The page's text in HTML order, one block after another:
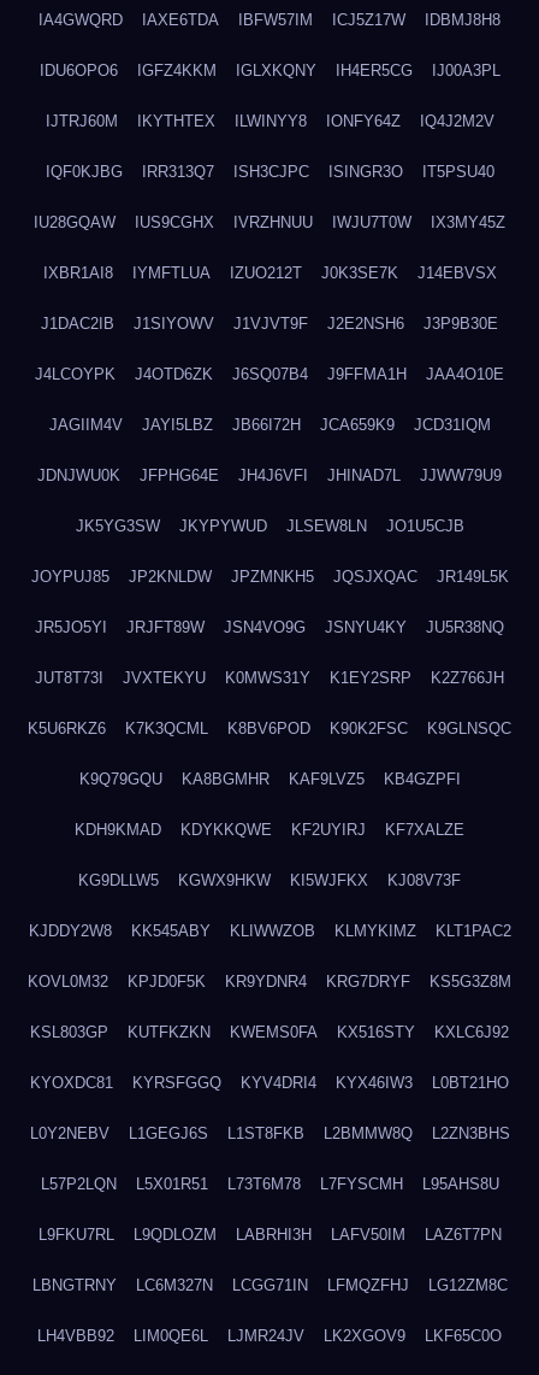
IA4GWQRD IAXE6TDA IBFW57IM ICJ5Z17W IDBMJ8H8
IDU6OPO6 IGFZ4KKM IGLXKQNY IH4ER5CG IJ00A3PL
IJTRJ60M IKYTHTEX ILWINYY8 IONFY64Z IQ4J2M2V
IQF0KJBG IRR313Q7 ISH3CJPC ISINGR3O IT5PSU40
IU28GQAW IUS9CGHX IVRZHNUU IWJU7T0W IX3MY45Z
IXBR1AI8 IYMFTLUA IZUO212T J0K3SE7K J14EBVSX
J1DAC2IB J1SIYOWV J1VJVT9F J2E2NSH6 J3P9B30E
J4LCOYPK J4OTD6ZK J6SQ07B4 J9FFMA1H JAA4O10E
JAGIIM4V JAYI5LBZ JB66I72H JCA659K9 JCD31IQM
JDNJWU0K JFPHG64E JH4J6VFI JHINAD7L JJWW79U9
JK5YG3SW JKYPYWUD JLSEW8LN JO1U5CJB
JOYPUJ85 JP2KNLDW JPZMNKH5 JQSJXQAC JR149L5K
JR5JO5YI JRJFT89W JSN4VO9G JSNYU4KY JU5R38NQ
JUT8T73I JVXTEKYU K0MWS31Y K1EY2SRP K2Z766JH
K5U6RKZ6 K7K3QCML K8BV6POD K90K2FSC K9GLNSQC
K9Q79GQU KA8BGMHR KAF9LVZ5 KB4GZPFI
KDH9KMAD KDYKKQWE KF2UYIRJ KF7XALZE
KG9DLLW5 KGWX9HKW KI5WJFKX KJ08V73F
KJDDY2W8 KK545ABY KLIWWZOB KLMYKIMZ KLT1PAC2
KOVL0M32 KPJD0F5K KR9YDNR4 KRG7DRYF KS5G3Z8M
KSL803GP KUTFKZKN KWEMS0FA KX516STY KXLC6J92
KYOXDC81 KYRSFGGQ KYV4DRI4 KYX46IW3 L0BT21HO
L0Y2NEBV L1GEGJ6S L1ST8FKB L2BMMW8Q L2ZN3BHS
L57P2LQN L5X01R51 L73T6M78 L7FYSCMH L95AHS8U
L9FKU7RL L9QDLOZM LABRHI3H LAFV50IM LAZ6T7PN
LBNGTRNY LC6M327N LCGG71IN LFMQZFHJ LG12ZM8C
LH4VBB92 LIM0QE6L LJMR24JV LK2XGOV9 LKF65C0O